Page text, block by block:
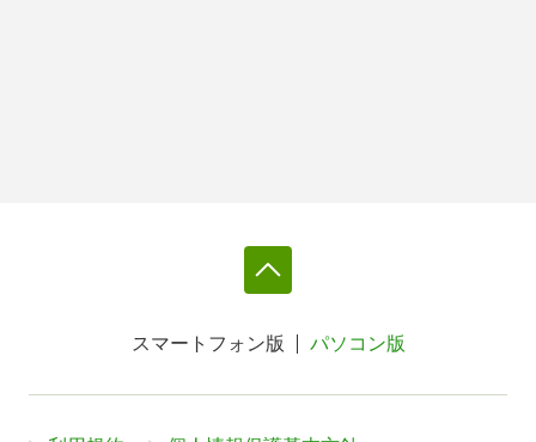
スマートフォン版 パソコン版